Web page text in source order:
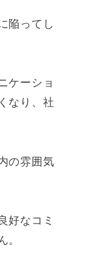
陥ってし
ケーショ
なり、社
の雰囲気
好なコミ
。